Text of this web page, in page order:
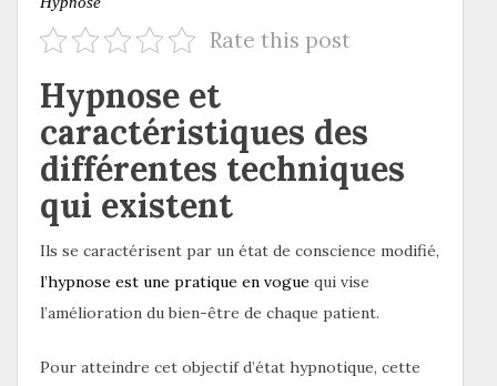
Rate this post
Hypnose et
caractéristiques des
différentes techniques
qui existent
Ils se caractérisent par un état de conscience modifié,
l’hypnose est une pratique en vogue qui vise
l’amélioration du bien-être de chaque patient.
Pour atteindre cet objectif d’état hypnotique, cette